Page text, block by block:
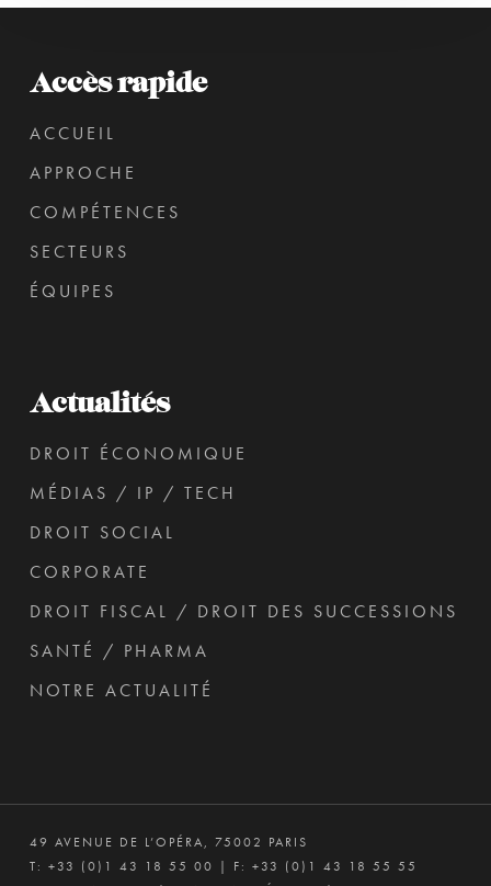
Accès rapide
ACCUEIL
APPROCHE
COMPÉTENCES
SECTEURS
ÉQUIPES
Actualités
DROIT ÉCONOMIQUE
MÉDIAS / IP / TECH
DROIT SOCIAL
CORPORATE
DROIT FISCAL / DROIT DES SUCCESSIONS
SANTÉ / PHARMA
NOTRE ACTUALITÉ
49 AVENUE DE L’OPÉRA, 75002 PARIS
T: +33 (0)1 43 18 55 00 | F: +33 (0)1 43 18 55 55